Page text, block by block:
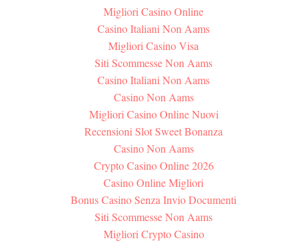
Migliori Casino Online
Casino Italiani Non Aams
Migliori Casino Visa
Siti Scommesse Non Aams
Casino Italiani Non Aams
Casino Non Aams
Migliori Casino Online Nuovi
Recensioni Slot Sweet Bonanza
Casino Non Aams
Crypto Casino Online 2026
Casino Online Migliori
Bonus Casino Senza Invio Documenti
Siti Scommesse Non Aams
Migliori Crypto Casino